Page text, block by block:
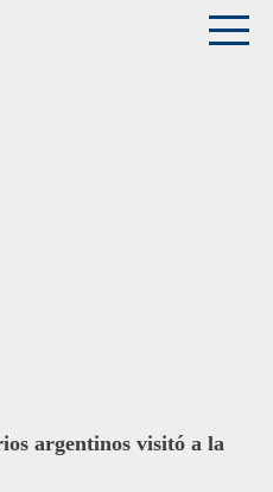
argentinos visitó a la